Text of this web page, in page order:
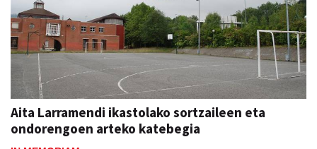
Aita Larramendi ikastolako sortzaileen eta
ondorengoen arteko katebegia